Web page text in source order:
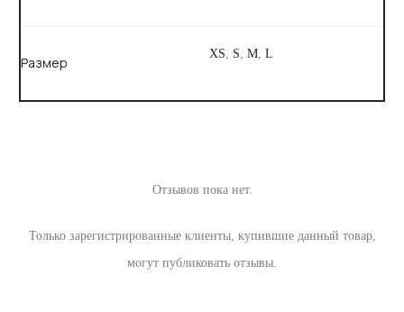
Размер
XS S M L
О
Отзывов пока нет.
Только зарегистрированные клиенты, купившие данный товар,
могут публиковать отзывы.